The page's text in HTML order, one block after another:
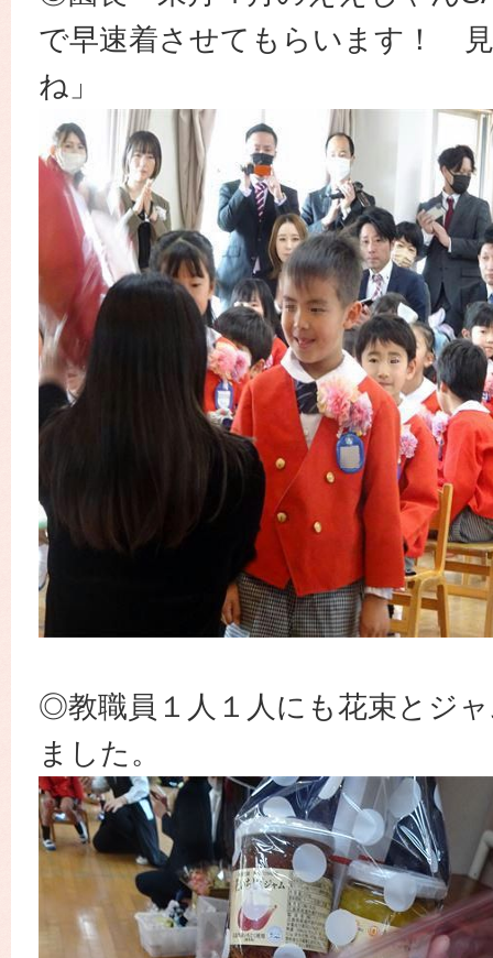
で早速着させてもらいます！
ね」
◎教職員１人１人にも花束とジ
ました。